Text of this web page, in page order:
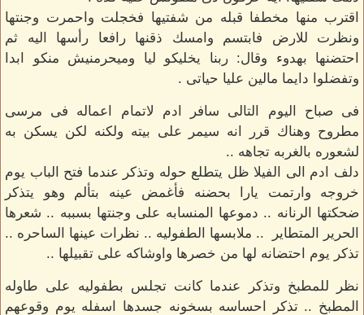
اقترب منها مخطفا قبله من شفتيها فخجلت واحمرت وجنتها
ونظرت للارض فابتسم وامسك ذقنها رافعا رأسها اليه ثم
احتضنها بهدوء وقال: ربنا يخليكو ليا وميحرمنيش منكو ابدا
وتفضلوا دايما مالين عليا حياتى .
فى صباح اليوم التالى سافر ادم لاتمام اعماله فى مرسى
مطروح وهناك قرر انه سيمر على بيته ولكنه لكن يسكن به
لشعوره بالغربه تجاهه ..
دلف ادم الى الفيلا ظل يتطلع حوله وتذكر عندما فتح الباب يوم
خروجه وارتمت يارا بحضنه فأغمض عينه بتألم وهو يتذكر
ضحكتها الرنانه .. دموعها المنسابه على وجنتها بسببه .. شعرها
الحرير المتطاير .. ملابسها الطفوليه .. نظرات عينها الساحره ..
تذكر يوم احتضانه لها من خصرها واوشاكه على تقبيلها ..
نظر للمطبخ وتذكر عندما كانت تجلس بطفوليه على طاوله
المطبخ .. تذكر احساسه بسخونه جسدها اسفله يوم وقوعهم